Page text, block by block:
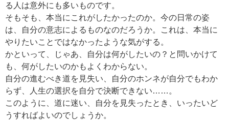
る人は意外にも多いものです。
そもそも、本当にこれがしたかったのか。今の日常の姿
は、自分の意志によるものなのだろうか。これは、本当に
やりたいことではなかったような気がする。
かといって、じゃあ、自分は何がしたいの？と問いかけて
も、何がしたいのかもよくわからない。
自分の進むべき道を見失い、自分のホンネが自分でもわか
らず、人生の選択を自分で決断できない……。
このように、道に迷い、自分を見失ったとき、いったいど
うすればよいのでしょうか。